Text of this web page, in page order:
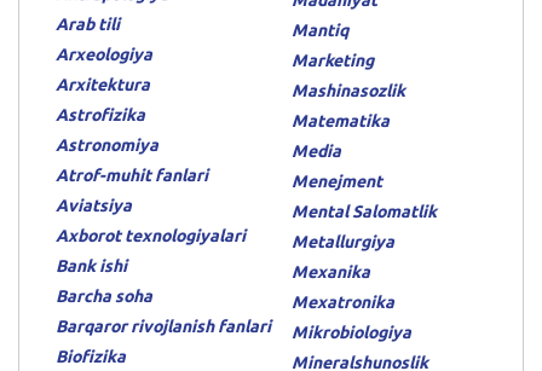
Arab tili
Arxeologiya
Arxitektura
Astrofizika
Astronomiya
Atrof-muhit fanlari
Aviatsiya
Axborot texnologiyalari
Bank ishi
Barcha soha
Barqaror rivojlanish fanlari
Biofizika
Mantiq
Marketing
Mashinasozlik
Matematika
Media
Menejment
Mental Salomatlik
Metallurgiya
Mexanika
Mexatronika
Mikrobiologiya
Mineralshunoslik